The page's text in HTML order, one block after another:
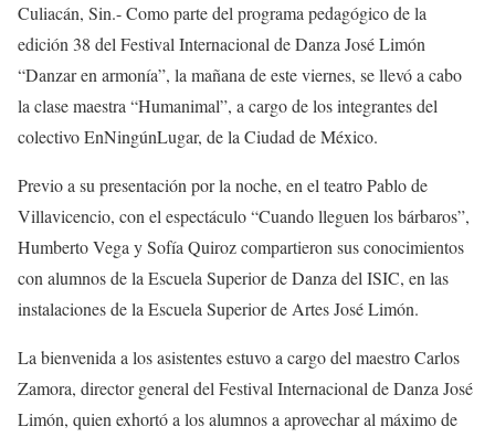
Culiacán, Sin.-Como parte del programa pedagógico de la
edición 38 del Festival Internacional de Danza José Limón
“Danzar en armonía”, la mañana de este viernes, se llevó a cabo
la clasemaestra“Humanimal”, a cargo de los integrantes del
colectivoEnNingúnLugar, de la Ciudad de México.
Previo a su presentación por la noche, en el teatro Pablo de
Villavicencio, con el espectáculo “Cuando lleguen los bárbaros”,
Humberto Vega y Sofía Quirozcompartieron sus conocimientos
conalumnos de la Escuela Superior de Danza del ISIC, en las
instalaciones de la Escuela Superior de Artes José Limón.
La bienvenida a los asistentes estuvo a cargo del maestro Carlos
Zamora, director general del Festival Internacional de Danza José
Limón, quien exhortó a los alumnos a aprovechar al máximo de